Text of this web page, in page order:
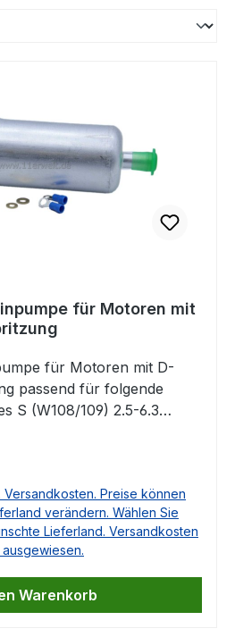
für Motoren mit
für Motoren mit D-
passend für folgende
S (W108/109) 2.5-6.3
2.8-6.8 08/72-07/80 OE
Sie Fragen dazu haben,
diese sehr gerne.
Versandkosten. Preise können
verändern. Wählen Sie
Lieferland. Versandkosten
Warenkorb